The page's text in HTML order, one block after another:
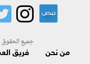
جميع الحقوق
من نحن فريق